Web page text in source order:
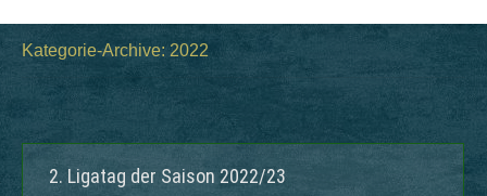
new
window
Kategorie-Archive: 2022
2. Ligatag der Saison 2022/23